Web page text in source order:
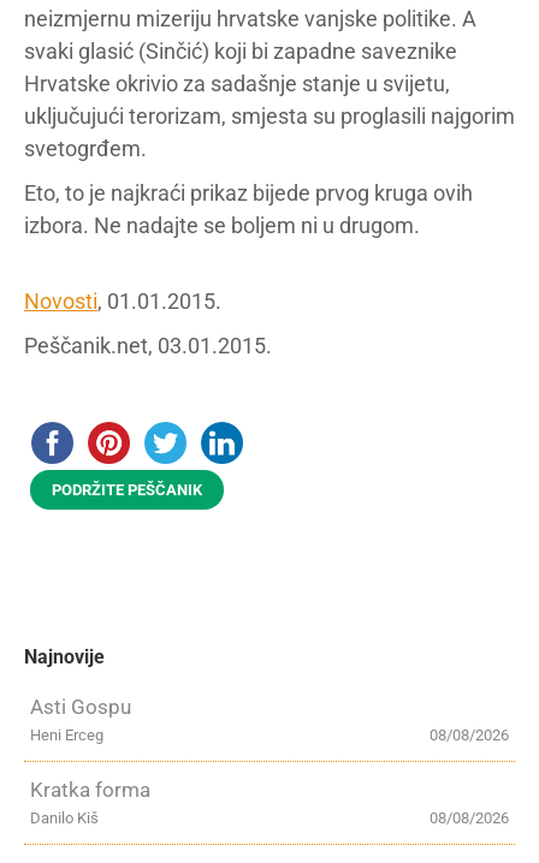
neizmjernu mizeriju hrvatske vanjske politike. A
svaki glasić (Sinčić) koji bi zapadne saveznike
Hrvatske okrivio za sadašnje stanje u svijetu,
uključujući terorizam, smjesta su proglasili najgorim
svetogrđem.
Eto, to je najkraći prikaz bijede prvog kruga ovih
izbora. Ne nadajte se boljem ni u drugom.
Novosti, 01.01.2015.
Peščanik.net, 03.01.2015.
PODRŽITE PEŠČANIK
Najnovije
Asti Gospu
08/08/2026
Heni Erceg
Kratka forma
08/08/2026
Danilo Kiš